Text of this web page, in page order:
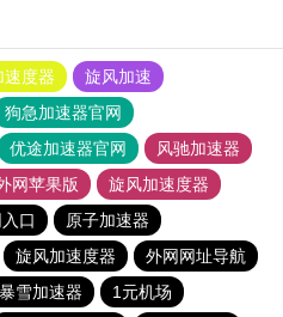
速度器
旋风加速
狗急加速器官网
优途加速器官网
风驰加速器
网苹果版
旋风加速度器
口
原子加速器
旋风加速度器
外网网址导航
暴雪加速器
1元机场